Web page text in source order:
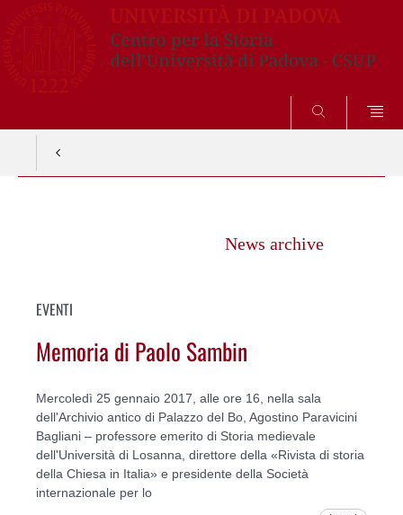
SEARCH
News archive
EVENTI
Memoria di Paolo Sambin
Mercoledì 25 gennaio 2017, alle ore 16, nella sala
dell'Archivio antico di Palazzo del Bo, Agostino Paravicini
Bagliani – professore emerito di Storia medievale
dell'Università di Losanna, direttore della «Rivista di storia
della Chiesa in Italia» e presidente della Società
internazionale per lo